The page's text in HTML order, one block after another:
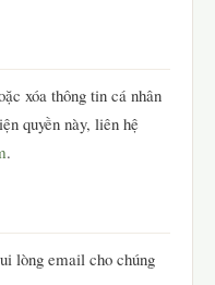
xóa thông tin cá nhân
quyền này, liên hệ
.
lòng email cho chúng